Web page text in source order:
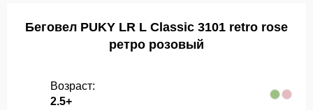
Беговел PUKY LR L Classic 3101 retro rose
ретро розовый
Возраст:
2.5+